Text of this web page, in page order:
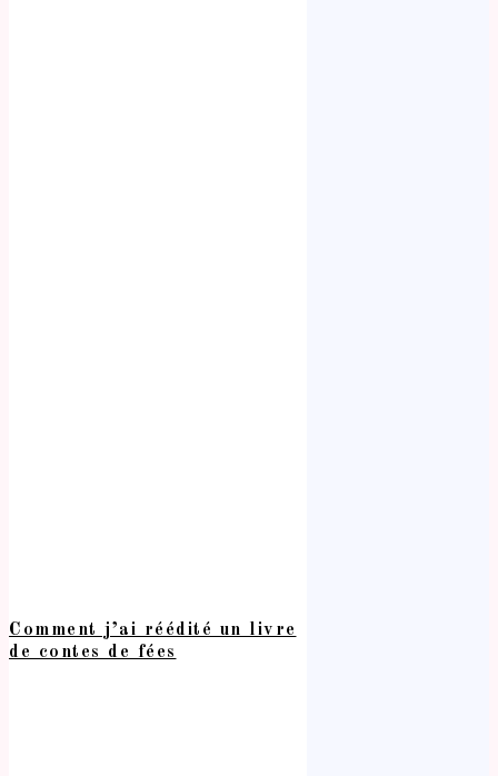
Comment j’ai réédité un livre
de contes de fées